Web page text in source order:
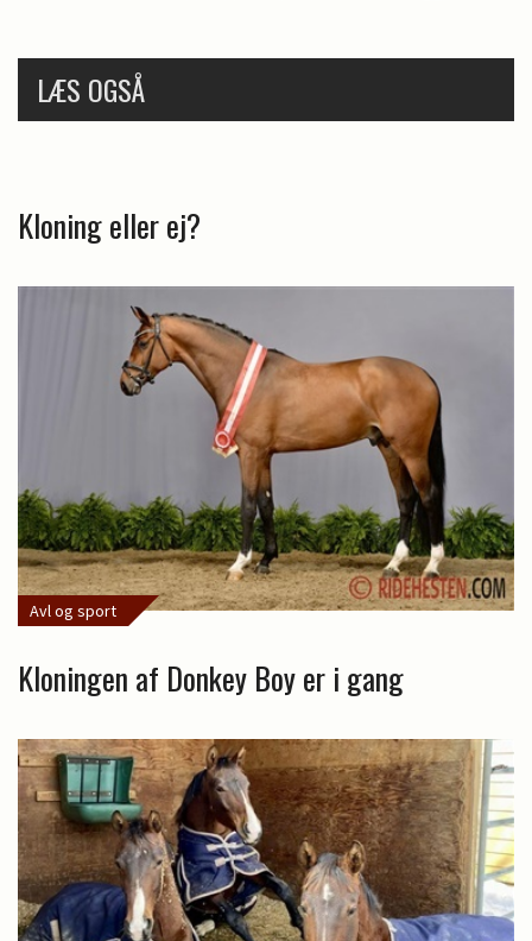
LÆS OGSÅ
Kloning eller ej?
Avl og sport
Kloningen af Donkey Boy er i gang